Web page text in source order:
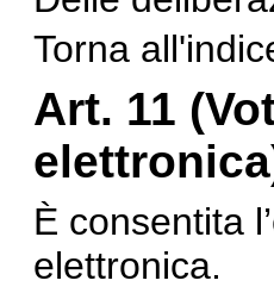
Torna
Art. 11
elettronica
È consentita
elettronica.